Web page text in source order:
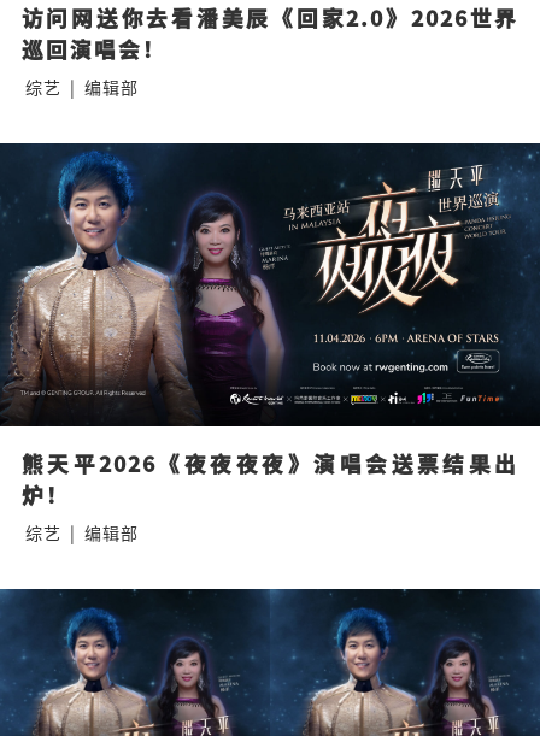
访问网送你去看潘美辰《回家2.0》2026世界
巡回演唱会！
综艺 | 编辑部
熊天平2026《夜夜夜夜》演唱会送票结果出
炉！
综艺 | 编辑部